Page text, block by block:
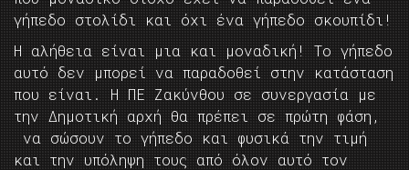
γήπεδο στολίδι και όχι ένα γήπεδο σκουπίδι!
Η αλήθεια είναι μια και μοναδική! Το γήπεδο
αυτό δεν μπορεί να παραδοθεί στην κατάσταση
που είναι. Η ΠΕ Ζακύνθου σε συνεργασία με
την Δημοτική αρχή θα πρέπει σε πρώτη φάση,
να σώσουν το γήπεδο και φυσικά την τιμή
και την υπόληψη τους από όλον αυτό τον